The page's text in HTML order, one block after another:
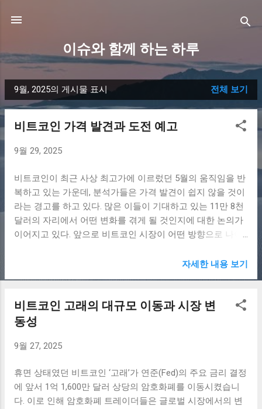
이슈와 함께 하는 하루
글
9월, 2025의 게시물 표시 전체 보기
비트코인 가격 발견과 도전 예고
9월 29, 2025
비트코인이 최근 사상 최고가에 이르렀던 5월의 움직임을 반
복하고 있는 가운데, 분석가들은 가격 발견이 쉽지 않을 것이
라는 경고를 하고 있다. 많은 이들이 기대하고 있는 11만 8천
달러의 자리에서 어떤 변화를 겪게 될 것인지에 대한 논의가
이어지고 있다. 앞으로 비트코인 시장이 어떤 방향으로 나아
코인은 현재 가격 발견 단계에 접어들고 있으며, 이는 암호화
의미한다. 비트코인은 과거에도 많은 변동성을 경험하며 가
격이 급등한 사례가 많았는데, 이러한 경험 덕분에 현재의 가
거 데이터와 현재의 시세를 토대로 비트코인의 가격이 다음
있다. 특히, 기술적 분석과 시장의 심리적 요소는 가격 발견에
큰 영향을 미친다. 비트코인의 가격이 급등할 것이란 기대감
은 시장의 참여자들 사이에서 끊임없이 회자되며, 이는 궁극
자세한 내용 보기
비트코인 고래의 대규모 이동과 시장 변
동성
9월 27, 2025
휴면 상태였던 비트코인 ‘고래’가 연준(Fed)의 주요 금리 결정
에 앞서 1억 1,600만 달러 상당의 암호화폐를 이동시켰습니
다. 이로 인해 암호화폐 트레이더들은 글로벌 시장에서의 변